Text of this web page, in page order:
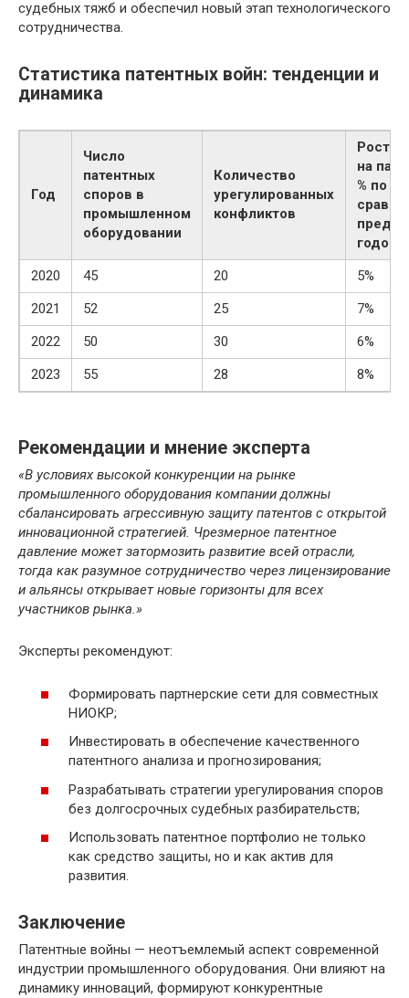
судебных тяжб и обеспечил новый этап технологического
сотрудничества.
Статистика патентных войн: тенденции и
динамика
Год
Число
патентных
споров в
промышленном
оборудовании
Количество
урегулированных
конфликтов
Рост
на
% по
годом)
2020
45 20
5%
2021
52 25
7%
2022
50 30
6%
2023
55 28 8%
Рекомендации и мнение эксперта
«В условиях высокой конкуренции на рынке
промышленного оборудования компании должны
сбалансировать агрессивную защиту патентов с открытой
инновационной стратегией. Чрезмерное патентное
давление может затормозить развитие всей отрасли,
тогда как разумное сотрудничество через лицензирование
и альянсы открывает новые горизонты для всех
участников рынка.»
Эксперты рекомендуют:
Формировать партнерские сети для совместных
НИОКР;
Инвестировать в обеспечение качественного
патентного анализа и прогнозирования;
Разрабатывать стратегии урегулирования споров
без долгосрочных судебных разбирательств;
Использовать патентное портфолио не только
как средство защиты, но и как актив для
развития.
Заключение
Патентные войны — неотъемлемый аспект современной
индустрии промышленного оборудования. Они влияют на
динамику инноваций, формируют конкурентные